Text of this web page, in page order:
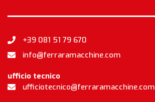
+39 081 51 79 670
info@ferraramacchine.com
ufficio tecnico
ufficiotecnico@ferraramacchine.com